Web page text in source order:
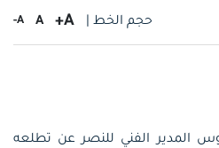
حجم الخط | A+
A
A-
المدير الفني للنصر عن تطلعه